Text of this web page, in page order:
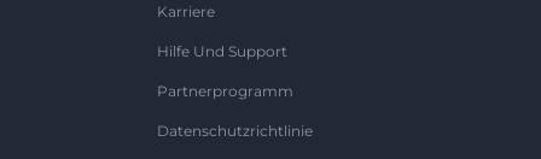
Karriere
Hilfe Und Support
Partnerprogramm
Datenschutzrichtlinie